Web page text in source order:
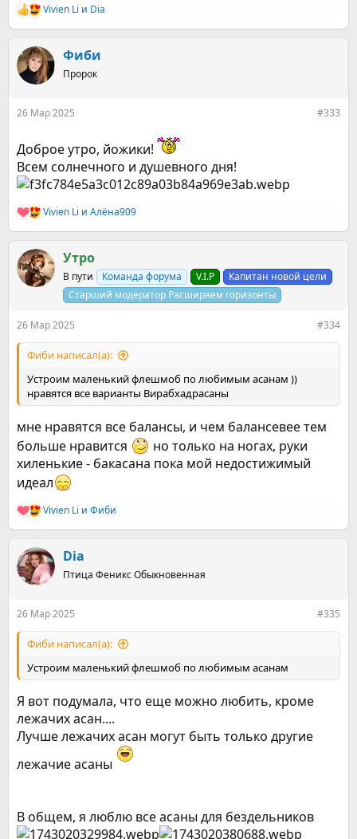
Р
е
к
ц
и
Vivien Li и Dia
Фиби
Пророк
26 Мар 2025 #333
Доброе утро, йожики!
Всем солнечного и душевного дня!
Р
е
к
ц
и
Vivien Li и Алёна909
Утро
В пути Команда форума V.I.P
Капитан новой цели
Старший модератор Расширяем горизонты
26 Мар 2025 #334
Фиби написал(а):
Устроим маленький флешмоб по любимым асанам ))
нравятся все варианты Вирабхадрасаны
мне нравятся все балансы, и чем балансевее тем
больше нравится
но только на ногах, руки
хиленькие - бакасана пока мой недостижимый
идеал
Р
е
к
ц
и
Vivien Li и Фиби
Dia
Птица Феникс Обыкновенная
26 Мар 2025 #335
Фиби написал(а):
Устроим маленький флешмоб по любимым асанам
Я вот подумала, что еще можно любить, кроме
лежачих асан....
Лучше лежачих асан могут быть только другие
лежачие асаны
В общем, я люблю все асаны для бездельников